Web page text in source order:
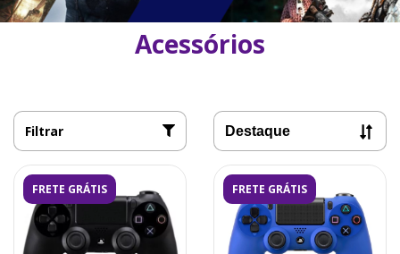
Acessórios
Filtrar
FRETE GRÁTIS FRETE GRÁTIS